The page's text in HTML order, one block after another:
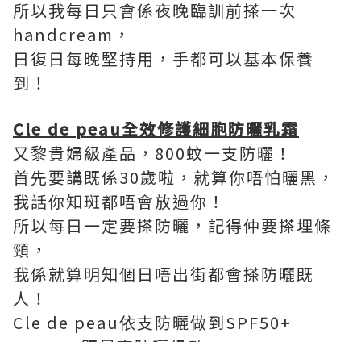
所以我每日只會係夜晚臨訓前搽一次
handcream，
日復日每晚堅持用，手都可以基本保養
到！
Cle de peau全效修護細胞防曬乳霜
又黎貴婦級產品，800蚊一支防曬！
首先要講既係30歲啦，就算你唔怕曬黑，
我話你知斑都唔會放過你！
所以每日一定要搽防曬，記得仲要搽埋條
頸，
我係就算明知個日唔出街都會搽防曬既
人！
Cle de peau依支防曬做到SPF50+